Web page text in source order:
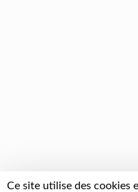
Ce site utilise des cookies